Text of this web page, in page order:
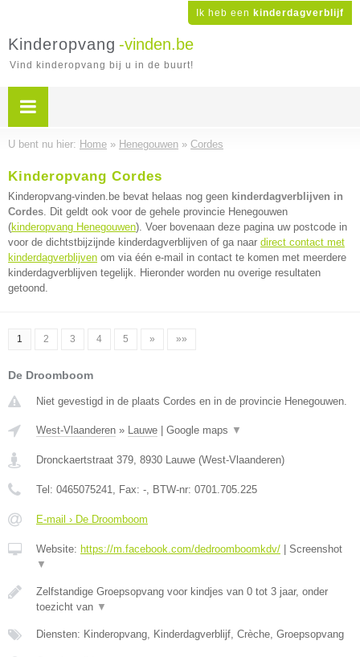
Ik heb een kinderdagverblijf
Kinderopvang -vinden.be
Vind kinderopvang bij u in de buurt!
U bent nu hier: Home » Henegouwen » Cordes
Kinderopvang Cordes
Kinderopvang-vinden.be bevat helaas nog geen kinderdagverblijven in
Cordes. Dit geldt ook voor de gehele provincie Henegouwen
(kinderopvang Henegouwen). Voer bovenaan deze pagina uw postcode in
voor de dichtstbijzijnde kinderdagverblijven of ga naar direct contact met
kinderdagverblijven om via één e-mail in contact te komen met meerdere
kinderdagverblijven tegelijk. Hieronder worden nu overige resultaten
getoond.
1 2 3 4 5 » »»
De Droomboom
Niet gevestigd in de plaats Cordes en in de provincie Henegouwen.
West-Vlaanderen » Lauwe Google maps ▼
Dronckaertstraat 379, 8930 Lauwe (West-Vlaanderen)
Tel: 0465075241, Fax: -, BTW-nr: 0701.705.225
E-mail › De Droomboom
Website: https://m.facebook.com/dedroomboomkdv/
Screenshot
▼
Zelfstandige Groepsopvang voor kindjes van 0 tot 3 jaar, onder
toezicht van ▼
Diensten: Kinderopvang, Kinderdagverblijf, Crèche, Groepsopvang